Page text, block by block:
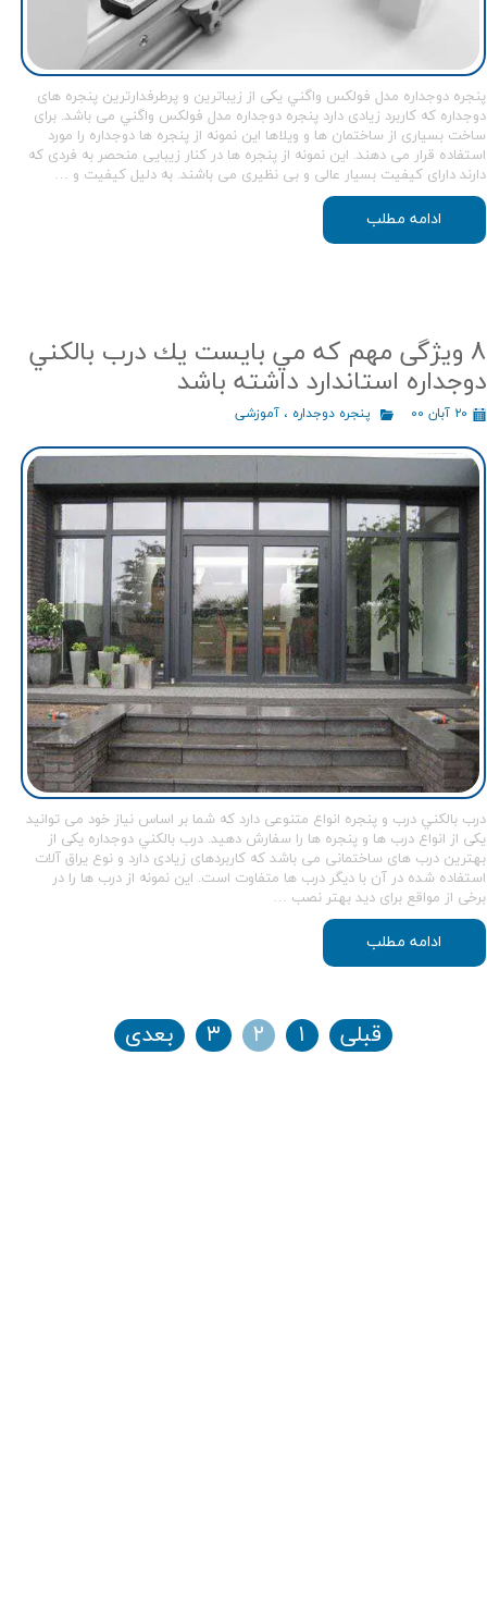
پنجره دوجداره مدل فولكس واگني یکی از زیباترین و پرطرفدارترین پنجره های
دوجداره که کاربرد زیادی دارد پنجره دوجداره مدل فولكس واگني می باشد. برای
ساخت بسیاری از ساختمان ها و ویلاها این نمونه از پنجره ها دوجداره را مورد
استفاده قرار می دهند. این نمونه از پنجره ها در کنار زیبایی منحصر به فردی که
دارند دارای کیفیت بسیار عالی و بی نظیری می باشند. به دلیل کیفیت و …
ادامه مطلب
8 ویژگی مهم كه مي بايست يك درب بالکني
دوجداره استاندارد داشته باشد
۲۰ آبان ۰۰ پنجره دوجداره ، آموزشی
درب بالكني درب و پنجره انواع متنوعی دارد که شما بر اساس نیاز خود می توانید
یکی از انواع درب ها و پنجره ها را سفارش دهید. درب بالکني دوجداره یکی از
بهترین درب های ساختمانی می باشد که کاربردهای زیادی دارد و نوع يراق آلات
استفاده شده در آن با ديگر درب ها متفاوت است. این نمونه از درب ها را در
برخی از مواقع برای دید بهتر نصب …
ادامه مطلب
قبلی ۱ ۲ ۳ بعدی